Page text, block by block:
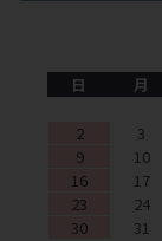
日
月
2
3
9
10
16
17
23
24
30
31